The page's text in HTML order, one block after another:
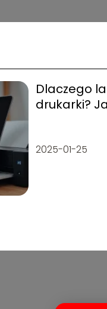
Dlaczego
drukarki?
2025-01-25